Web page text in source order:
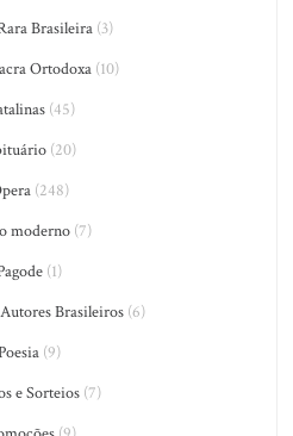
Brasileira (3)
Ortodoxa (10)
(45)
(20)
(248)
moderno (7)
(1)
Brasileiros(6)
(9)
e Sorteios(7)